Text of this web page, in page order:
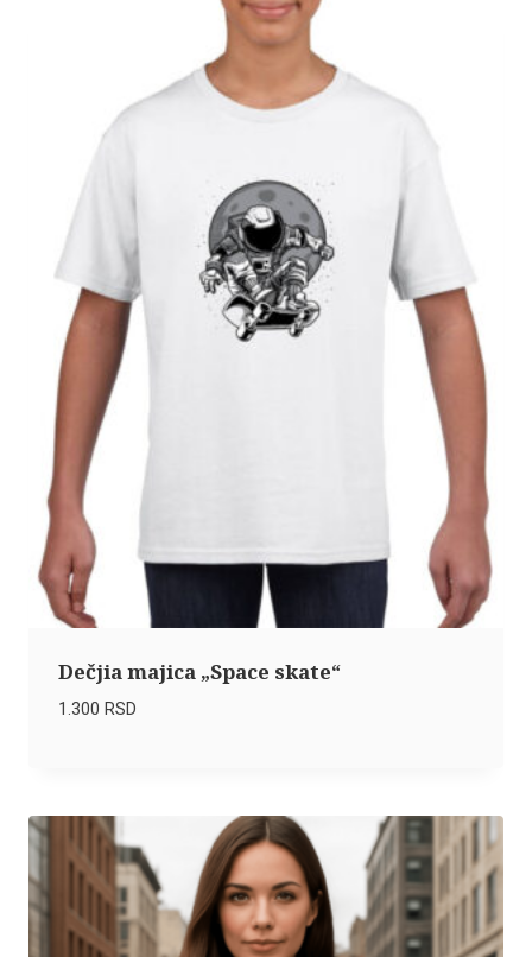
Dečjia majica „Space skate“
1.300 RSD